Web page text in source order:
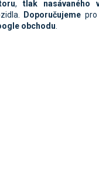
, tlak nasávaného
Doporučujeme
obchodu